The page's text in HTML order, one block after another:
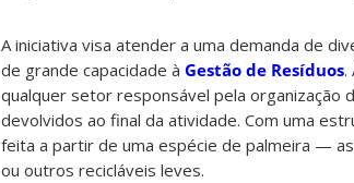
A iniciativa visa atender a uma demanda de
de grande capacidade à Gestão de Resíduos.
qualquer setor responsável pela
devolvidos ao final da atividade. Com uma
feita a partir de uma espécie de palmeira —
ou outros recicláveis leves.